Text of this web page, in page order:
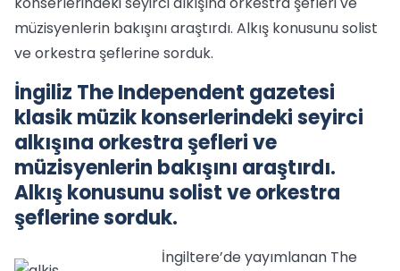
müzisyenlerin bakışını araştırdı. Alkış konusunu solist
ve orkestra şeflerine sorduk.
İngiliz The Independent gazetesi
klasik müzik konserlerindeki seyirci
alkışına orkestra şefleri ve
müzisyenlerin bakışını araştırdı.
Alkış konusunu solist ve orkestra
şeflerine sorduk.
İngiltere’de yayımlanan The